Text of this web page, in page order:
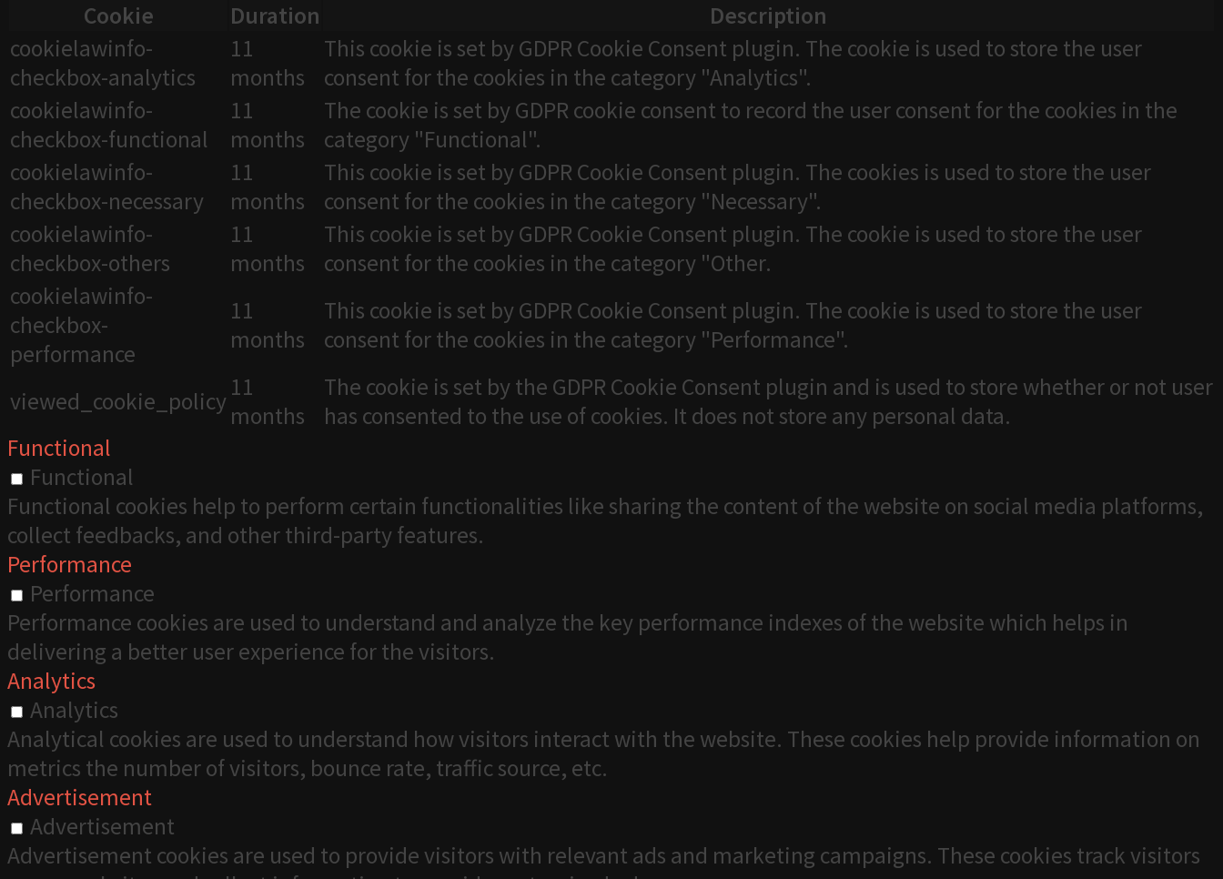
Cookie
Duration
Description
cookielawinfo-
checkbox-analytics
11
months
This cookie is set by GDPR Cookie Consent plugin. The cookie is used to store the user
consent for the cookies in the category "Analytics".
cookielawinfo-
checkbox-functional
11
months
The cookie is set by GDPR cookie consent to record the user consent for the cookies in the
category "Functional".
cookielawinfo-
checkbox-necessary
11
months
This cookie is set by GDPR Cookie Consent plugin. The cookies is used to store the user
consent for the cookies in the category "Necessary".
cookielawinfo-
checkbox-others
11
months
This cookie is set by GDPR Cookie Consent plugin. The cookie is used to store the user
consent for the cookies in the category "Other.
cookielawinfo-
checkbox-
performance
11
months
This cookie is set by GDPR Cookie Consent plugin. The cookie is used to store the user
consent for the cookies in the category "Performance".
viewed_cookie_policy 11
months
The cookie is set by the GDPR Cookie Consent plugin and is used to store whether or not user
has consented to the use of cookies. It does not store any personal data.
Functional
Functional
Functional cookies help to perform certain functionalities like sharing the content of the website on social media platforms,
collect feedbacks, and other third-party features.
Performance
Performance
Performance cookies are used to understand and analyze the key performance indexes of the website which helps in
delivering a better user experience for the visitors.
Analytics
Analytics
Analytical cookies are used to understand how visitors interact with the website. These cookies help provide information on
metrics the number of visitors, bounce rate, traffic source, etc.
Advertisement
Advertisement
Advertisement cookies are used to provide visitors with relevant ads and marketing campaigns. These cookies track visitors